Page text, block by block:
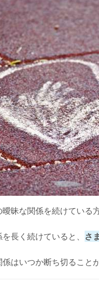
昧な関係を続けている
長く続けていると、 さ
はいつか断ち切ること